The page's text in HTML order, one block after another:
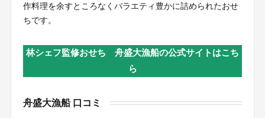
作料理を余すところなくバラエティ豊かに詰められたおせ
ちです。
林シェフ監修おせち 舟盛大漁船の公式サイトはこち
ら
舟盛大漁船 口コミ